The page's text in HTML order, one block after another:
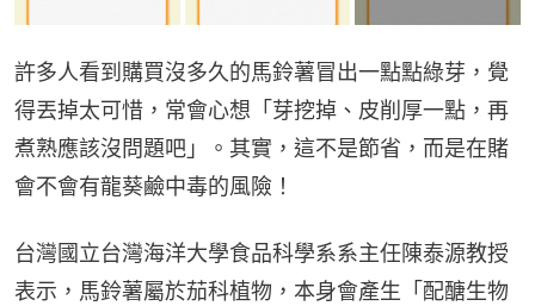
許多人看到購買沒多久的馬鈴薯冒出一點點綠芽，覺
得丟掉太可惜，常會心想「芽挖掉、皮削厚一點，再
煮熟應該沒問題吧」。其實，這不是節省，而是在賭
會不會有龍葵鹼中毒的風險！
台灣國立台灣海洋大學食品科學系系主任陳泰源教授
表示，馬鈴薯屬於茄科植物，本身會產生「配醣生物